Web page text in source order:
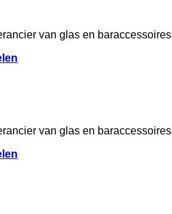
van glas en baraccessoires
van glas en baraccessoires